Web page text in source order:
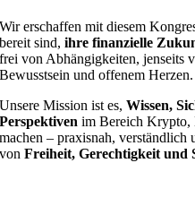
Wir erschaffen mit diesem
bereit sind,ihre finanzielle
frei von Abhängigkeiten, jenseits
Bewusstsein und offenem Herzen.
Unsere Mission ist es,Wissen,
Perspektiven im Bereich Krypto,
machen – praxisnah, verständlich
vonFreiheit, Gerechtigkeit und